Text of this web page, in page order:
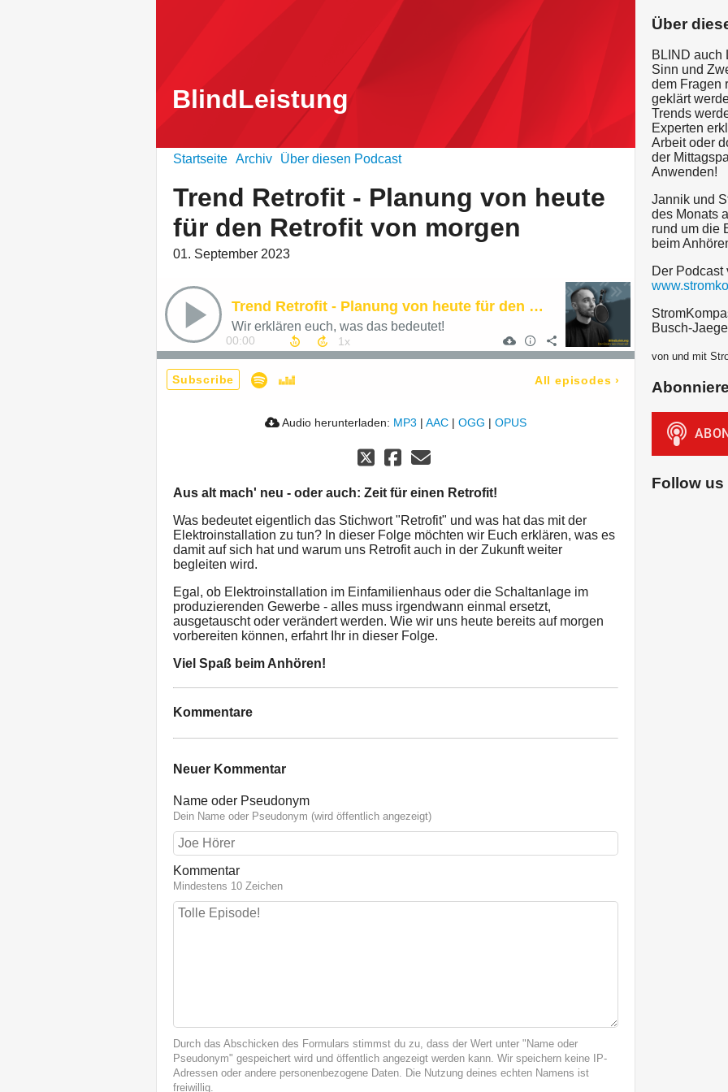
BlindLeistung
Startseite Archiv Über diesen Podcast
Trend Retrofit - Planung von heute
für den Retrofit von morgen
01. September 2023
Trend Retrofit - Planung von heute für den Retrofit von morgen
Wir erklären euch, was das bedeutet!
00:00
Subscribe All episodes ›
Audio herunterladen: MP3 | AAC | OGG | OPUS
Aus alt mach' neu - oder auch: Zeit für einen Retrofit!
Was bedeutet eigentlich das Stichwort "Retrofit" und was hat das mit der
Elektroinstallation zu tun? In dieser Folge möchten wir Euch erklären, was es
damit auf sich hat und warum uns Retrofit auch in der Zukunft weiter
begleiten wird.
Egal, ob Elektroinstallation im Einfamilienhaus oder die Schaltanlage im
produzierenden Gewerbe - alles muss irgendwann einmal ersetzt,
ausgetauscht oder verändert werden. Wie wir uns heute bereits auf morgen
vorbereiten können, erfahrt Ihr in dieser Folge.
Viel Spaß beim Anhören!
Kommentare
Neuer Kommentar
Name oder Pseudonym
Dein Name oder Pseudonym (wird öffentlich angezeigt)
Kommentar
Mindestens 10 Zeichen
Durch das Abschicken des Formulars stimmst du zu, dass der Wert unter "Name oder
Pseudonym" gespeichert wird und öffentlich angezeigt werden kann. Wir speichern keine IP-
Adressen oder andere personenbezogene Daten. Die Nutzung deines echten Namens ist
freiwillig.
Über
BLIND auch
Sinn und
dem Fragen
geklärt
Trends
Experten
Arbeit oder
der
Anwenden!
Jannik und
des Monats
rund um die
beim
Der
Busch-
von und mit
Follow us